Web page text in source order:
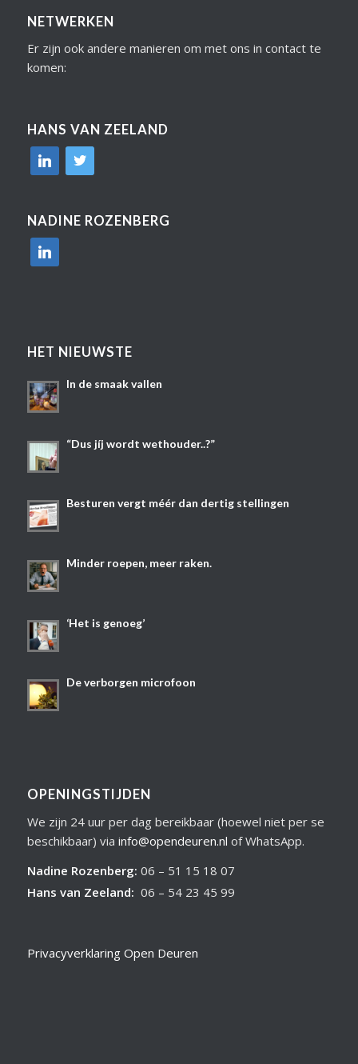
NETWERKEN
Er zijn ook andere manieren om met ons in contact te
komen:
HANS VAN ZEELAND
linkedin
twitter
NADINE ROZENBERG
linkedin
HET NIEUWSTE
In de smaak vallen
“Dus jíj wordt wethouder..?”
Besturen vergt méér dan dertig stellingen
Minder roepen, meer raken.
‘Het is genoeg’
De verborgen microfoon
OPENINGSTIJDEN
We zijn 24 uur per dag bereikbaar (hoewel niet per se
beschikbaar) via info@opendeuren.nl of WhatsApp.
Nadine Rozenberg: 06 – 51 15 18 07
Hans van Zeeland: 06 – 54 23 45 99
Privacyverklaring Open Deuren